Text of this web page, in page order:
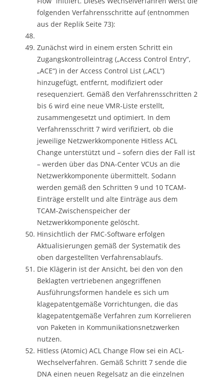
folgenden Verfahrensschritte auf (entnommen
aus der Replik Seite 73):
Zunächst wird in einem ersten Schritt ein
Zugangskontrolleintrag („Access Control Entry“,
„ACE“) in der Access Control List („ACL“)
hinzugefügt, entfernt, modifiziert oder
resequenziert. Gemäß den Verfahrensschritten 2
bis 6 wird eine neue VMR-Liste erstellt,
zusammengesetzt und optimiert. In dem
Verfahrensschritt 7 wird verifiziert, ob die
jeweilige Netzwerkkomponente Hitless ACL
Change unterstützt und – sofern dies der Fall ist
– werden über das DNA-Center VCUs an die
Netzwerkkomponente übermittelt. Sodann
werden gemäß den Schritten 9 und 10 TCAM-
Einträge erstellt und alte Einträge aus dem
TCAM-Zwischenspeicher der
Netzwerkkomponente gelöscht.
Hinsichtlich der FMC-Software erfolgen
Aktualisierungen gemäß der Systematik des
oben dargestellten Verfahrensablaufs.
Die Klägerin ist der Ansicht, bei den von den
Beklagten vertriebenen angegriffenen
Ausführungsformen handele es sich um
klagepatentgemäße Vorrichtungen, die das
klagepatentgemäße Verfahren zum Korrelieren
von Paketen in Kommunikationsnetzwerken
nutzen.
Hitless (Atomic) ACL Change Flow sei ein ACL-
Wechselverfahren. Gemäß Schritt 7 sende die
DNA einen neuen Regelsatz an die einzelnen